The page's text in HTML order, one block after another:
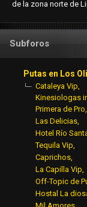
de la zona norte de
Subforos
Putas en Los
Cataleya Vip
Kinesiologas
Primera de Pro
Las Delicias
Hotel Río
Tequila Vip
Caprichos
La Capilla Vip
Off-Topic de
Hostal La